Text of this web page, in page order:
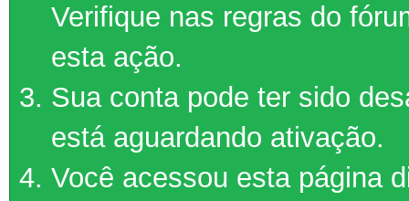
Verifique nas regras do
esta ação.
Sua conta pode ter sido
está aguardando ativação.
Você acessou esta página